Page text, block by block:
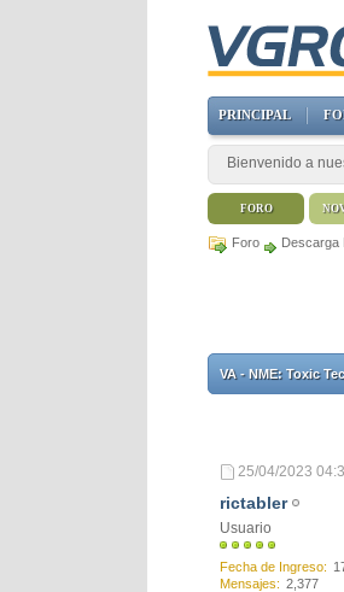
Foro Descarga
VA - NME: Toxic
25/04/2023
rictabler
Usuario
Fecha de Ingreso
Mensajes
2,377
PRINCIPAL
Bienvenido a
FORO